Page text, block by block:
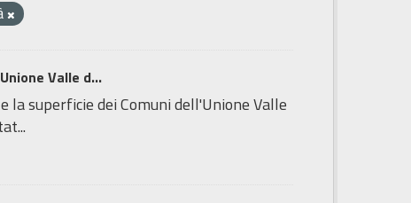
Valle d...
superficie dei Comuni dell'Unione Valle